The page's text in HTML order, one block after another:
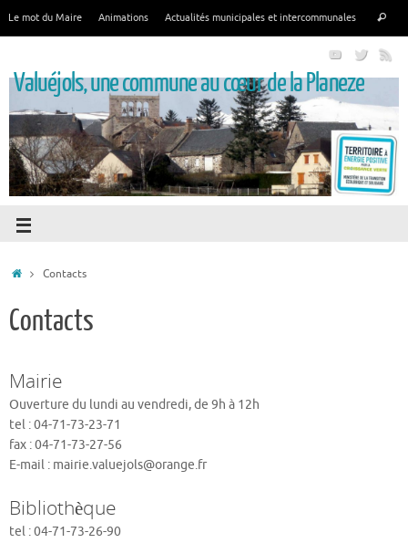
Le mot du Maire Animations Actualités municipales et intercommunales
Valuéjols, une commune au cœur de la Planeze
Contacts
Contacts
Mairie
Ouverture du lundi au vendredi, de 9h à 12h
tel : 04-71-73-23-71
fax : 04-71-73-27-56
E-mail : mairie.valuejols@orange.fr
Bibliothèque
tel : 04-71-73-26-90